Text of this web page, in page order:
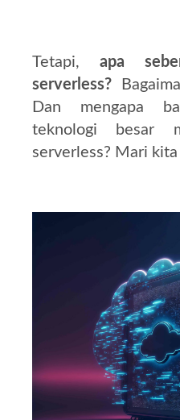
Tetapi, apa
serverless?
Dan mengapa
teknologi besar
serverless? Mari